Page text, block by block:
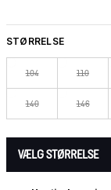
STØRRELSE
104 110
140 146
VÆLG STØRRELSE